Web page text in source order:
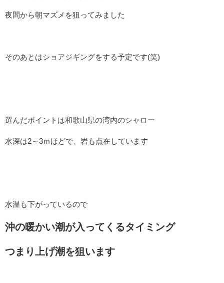
夜間から朝マズメを狙ってみました
そのあとはショアジギングをする予定です(笑)
選んだポイントは和歌山県の湾内のシャロー
水深は2～3ｍほどで、岩も点在しています
水温も下がっているので
沖の暖かい潮が入ってくるタイミング
つまり上げ潮を狙います